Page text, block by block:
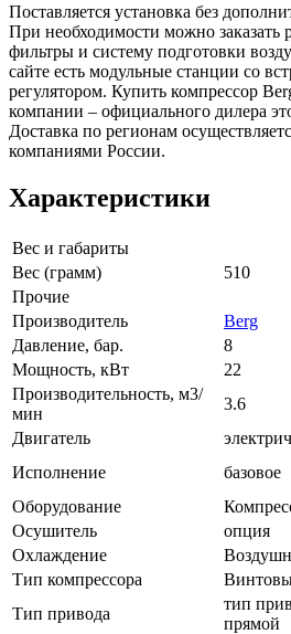
Поставляется установка без
При необходимости можно заказать
фильтры и систему подготовки
сайте есть модульные станции со
регулятором. Купить компрессор
компании – официального дилера
Доставка по регионам
компаниями России.
Характеристики
Вес и габариты
Вес (грамм)
510
Прочие
Производитель
Berg
Давление, бар.
8
Мощность, кВт
22
Производительность, м3/
мин
3.6
Двигатель
Исполнение
базовое
Оборудование
Осушитель
опция
Охлаждение
Тип компрессора
Тип привода
тип
прямой